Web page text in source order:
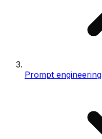
Prompt engineering